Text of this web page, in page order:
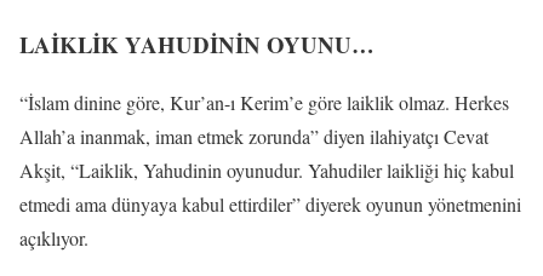
LAİKLİK YAHUDİNİN OYUNU…
“İslam dinine göre, Kur’an-ı Kerim’e göre laiklik olmaz. Herkes
Allah’a inanmak, iman etmek zorunda” diyen ilahiyatçı Cevat
Akşit, “Laiklik, Yahudinin oyunudur. Yahudiler laikliği hiç kabul
etmedi ama dünyaya kabul ettirdiler” diyerek oyunun yönetmenini
açıklıyor.